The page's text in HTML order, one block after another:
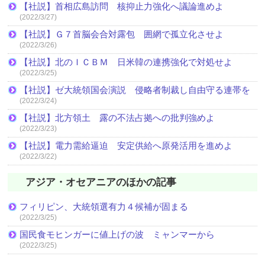
【社説】首相広島訪問 核抑止力強化へ議論進めよ
(2022/3/27)
【社説】Ｇ７首脳会合対露包 囲網で孤立化させよ
(2022/3/26)
【社説】北のＩＣＢＭ 日米韓の連携強化で対処せよ
(2022/3/25)
【社説】ゼ大統領国会演説 侵略者制裁し自由守る連帯を
(2022/3/24)
【社説】北方領土 露の不法占拠への批判強めよ
(2022/3/23)
【社説】電力需給逼迫 安定供給へ原発活用を進めよ
(2022/3/22)
アジア・オセアニアのほかの記事
フィリピン、大統領選有力４候補が固まる
(2022/3/25)
国民食モヒンガーに値上げの波 ミャンマーから
(2022/3/25)